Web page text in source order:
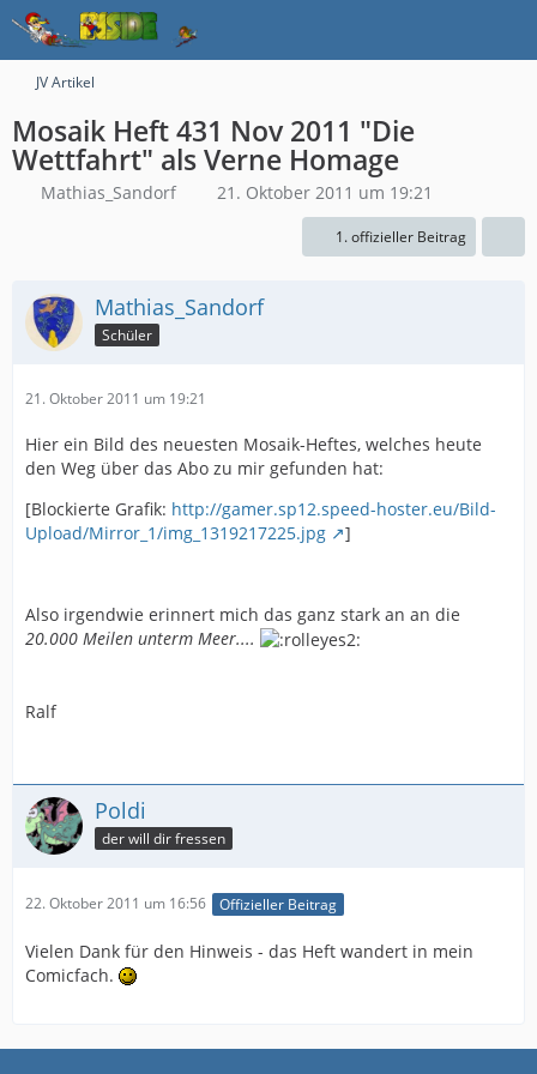
JV Artikel
Mosaik Heft 431 Nov 2011 "Die
Wettfahrt" als Verne Homage
Mathias_Sandorf 21. Oktober 2011 um 19:21
1. offizieller Beitrag
Mathias_Sandorf
Schüler
21. Oktober 2011 um 19:21
Hier ein Bild des neuesten Mosaik-Heftes, welches heute
den Weg über das Abo zu mir gefunden hat:
[Blockierte Grafik: http://gamer.sp12.speed-hoster.eu/Bild-
Upload/Mirror_1/img_1319217225.jpg
]
Also irgendwie erinnert mich das ganz stark an an die
20.000 Meilen unterm Meer....
Ralf
Poldi
der will dir fressen
22. Oktober 2011 um 16:56 Offizieller Beitrag
Vielen Dank für den Hinweis - das Heft wandert in mein
Comicfach.